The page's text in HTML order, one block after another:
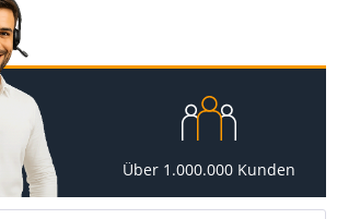
Über 1.000.000 Kunden